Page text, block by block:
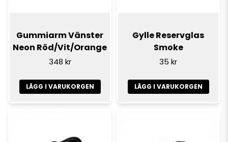
Gummiarm Vänster
Neon Röd/Vit/Orange
348 kr
LÄGG I VARUKORGEN
Gylle Reservglas
Smoke
35 kr
LÄGG I VARUKORGEN